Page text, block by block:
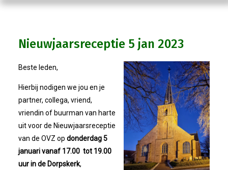
Organisatie
Statuten
Nieuws
IJshal De Vliet Nodigt Ons Uit!
Nieuwjaarsreceptie 5 jan 2023
Beste leden,
Hierbij nodigen we jou en je
partner, collega, vriend,
vriendin of buurman van harte
uit voor de Nieuwjaarsreceptie
van de OVZ op donderdag 5
januari vanaf 17.00 tot 19.00
uur in de Dorpskerk,